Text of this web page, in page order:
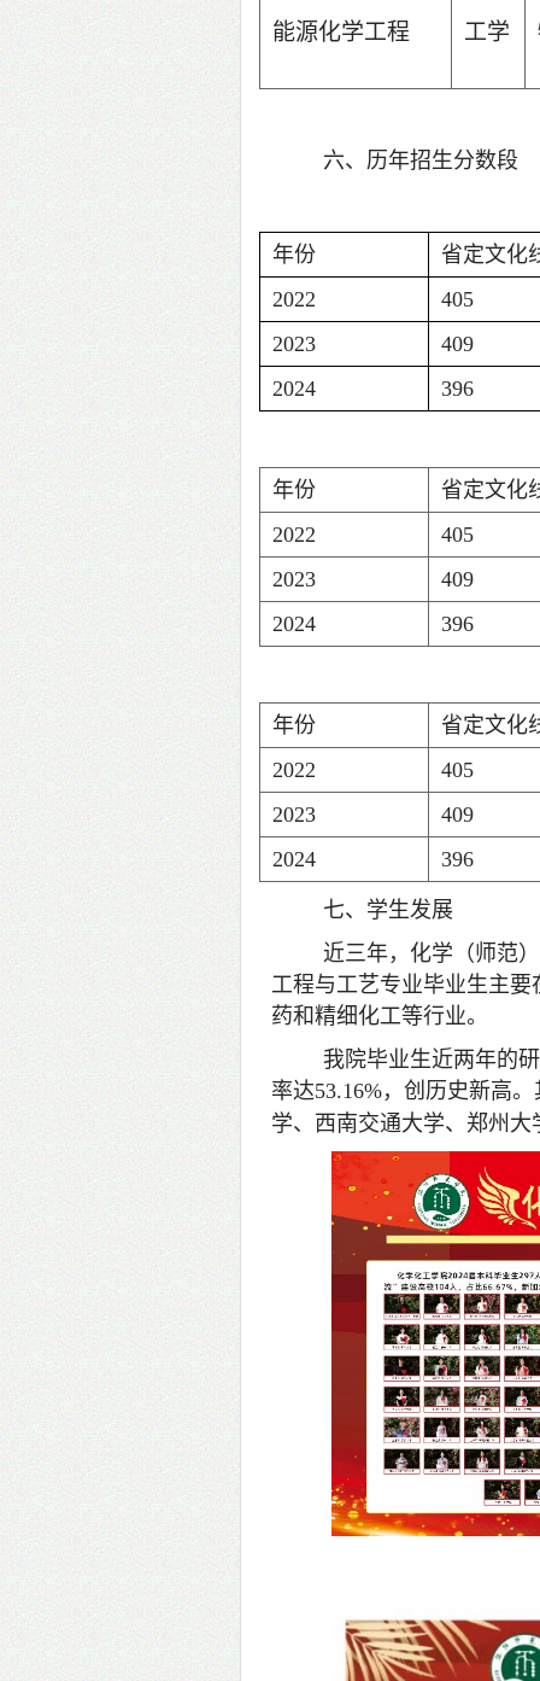
能源化学工程 工学
六、历年招生分数段
年份
省定文化
2022
405
2023
409
2024
396
年份
省定文化
2022
405
2023
409
2024
396
年份
省定文化
2022
405
2023
409
2024
396
七、学生发展
近三年，化学（师范
工程与工艺专业毕业生主
药和精细化工等行业。
我院毕业生近两年的
率达53.16%，创历史新高
学、西南交通大学、郑州